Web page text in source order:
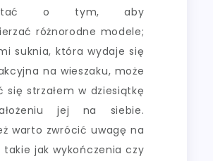
o tym, aby
różnorodne modele;
suknia, która wydaje się
na wieszaku, może
się strzałem w dziesiątkę
jej na siebie.
warto zwrócić uwagę na
jak wykończenia czy